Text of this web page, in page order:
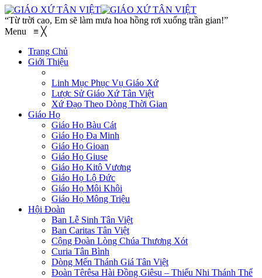
“Từ trời cao, Em sẽ làm mưa hoa hồng rơi xuống trần gian!”
Menu ≡ ╳
Trang Chủ
Giới Thiệu
Linh Mục Phục Vụ Giáo Xứ
Lược Sử Giáo Xứ Tân Việt
Xứ Đạo Theo Dòng Thời Gian
Giáo Họ
Giáo Họ Bàu Cát
Giáo Họ Đa Minh
Giáo Họ Gioan
Giáo Họ Giuse
Giáo Họ Kitô Vương
Giáo Họ Lộ Đức
Giáo Họ Môi Khôi
Giáo Họ Mông Triệu
Hội Đoàn
Ban Lễ Sinh Tân Việt
Ban Caritas Tân Việt
Cộng Đoàn Lòng Chúa Thương Xót
Curia Tân Bình
Dòng Mến Thánh Giá Tân Việt
Đoàn Têrêsa Hài Đồng Giêsu – Thiếu Nhi Thánh Thể